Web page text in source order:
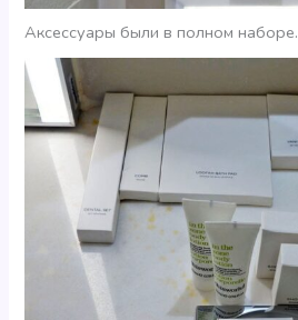
Аксессуары были в полном наборе.